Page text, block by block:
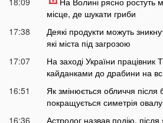
місце, де шукати гриби
17:38
Деякі продукти можуть
які міста під загрозою
17:07
На заході України працівник
кайданками до драбини на
16:51
Як змінюється обличчя після
покращується симетрія
16:36
Астролог назвав подію, після